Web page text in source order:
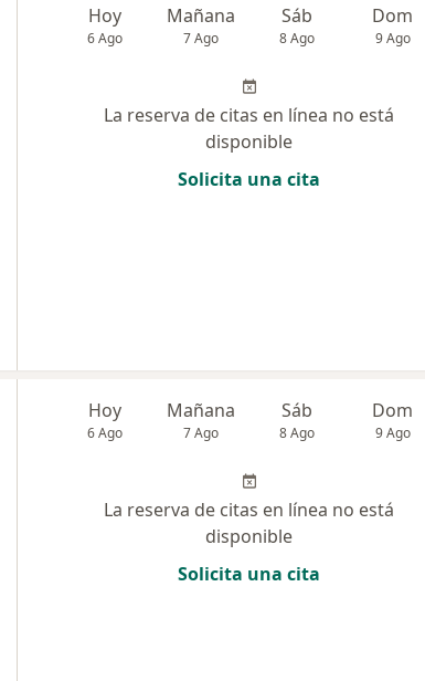
Hoy
6 Ago
Mañana
7 Ago
Sáb
8 Ago
Dom
9 Ago
La reserva de citas en línea no está
disponible
Solicita una cita
Hoy
6 Ago
Mañana
7 Ago
Sáb
8 Ago
Dom
9 Ago
La reserva de citas en línea no está
disponible
Solicita una cita